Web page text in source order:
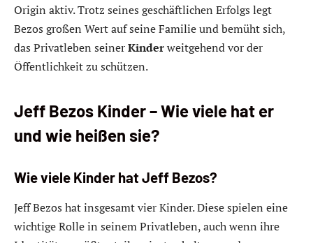
Origin aktiv. Trotz seines geschäftlichen Erfolgs legt
Bezos großen Wert auf seine Familie und bemüht sich,
das Privatleben seinerKinderweitgehend vor der
Öffentlichkeit zu schützen.
Jeff Bezos Kinder – Wie viele hat er
und wie heißen sie?
Wie viele Kinder hat Jeff Bezos?
Jeff Bezos hat insgesamt vier Kinder. Diese spielen eine
wichtige Rolle in seinem Privatleben, auch wenn ihre